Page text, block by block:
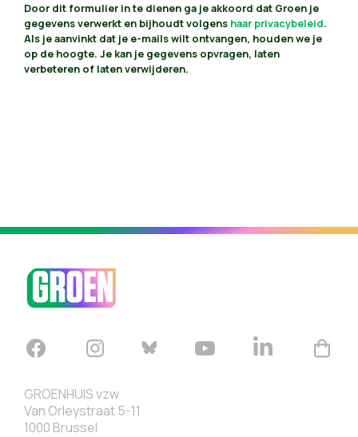
Door dit formulier in te dienen ga je akkoord dat Groen je
gegevens verwerkt en bijhoudt volgens haar privacybeleid.
Als je aanvinkt dat je e-mails wilt ontvangen, houden we je
op de hoogte. Je kan je gegevens opvragen, laten
verbeteren of laten verwijderen.
GROENHUIS vzw
Van Orleystraat 5-11
1000 Brussel